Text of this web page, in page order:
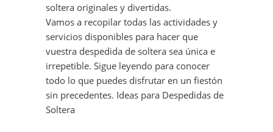
soltera originales y divertidas.
Vamos a recopilar todas las actividades y
servicios disponibles para hacer que
vuestra despedida de soltera sea única e
irrepetible. Sigue leyendo para conocer
todo lo que puedes disfrutar en un fiestón
sin precedentes. Ideas para Despedidas de
Soltera